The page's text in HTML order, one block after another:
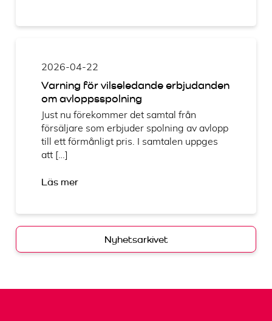
2026-04-22
Varning för vilseledande erbjudanden
om avloppsspolning
Just nu förekommer det samtal från
försäljare som erbjuder spolning av avlopp
till ett förmånligt pris. I samtalen uppges
att […]
Läs mer
Nyhetsarkivet